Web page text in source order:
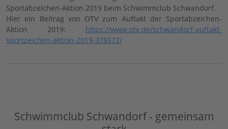
Sportabzeichen-Aktion 2019 beim Schwimmclub Schwandorf.
Hier ein Beitrag von OTV zum Auftakt der Sportabzeichen-
Aktion 2019: https://www.otv.de/schwandorf-auftakt-
sportzeichen-aktion-2019-378572/
Schwimmclub Schwandorf - gemeinsam